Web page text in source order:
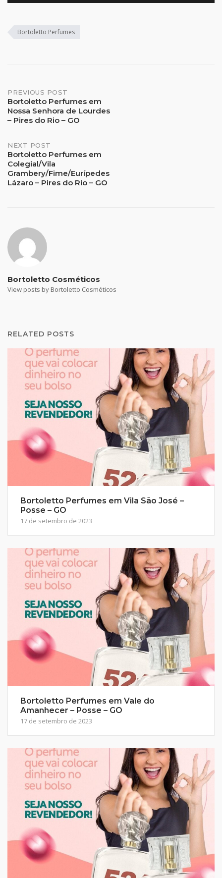
Bortoletto Perfumes
Post
navigation
PREVIOUS POST
Bortoletto Perfumes em
Nossa Senhora de Lourdes
– Pires do Rio – GO
NEXT POST
Bortoletto Perfumes em
Colegial/Vila
Grambery/Fime/Eurípedes
Lázaro – Pires do Rio – GO
Bortoletto Cosméticos
View posts by Bortoletto Cosméticos
RELATED POSTS
Bortoletto Perfumes em Vila São José –
Posse – GO
17 de setembro de 2023
Bortoletto Perfumes em Vale do
Amanhecer – Posse – GO
17 de setembro de 2023